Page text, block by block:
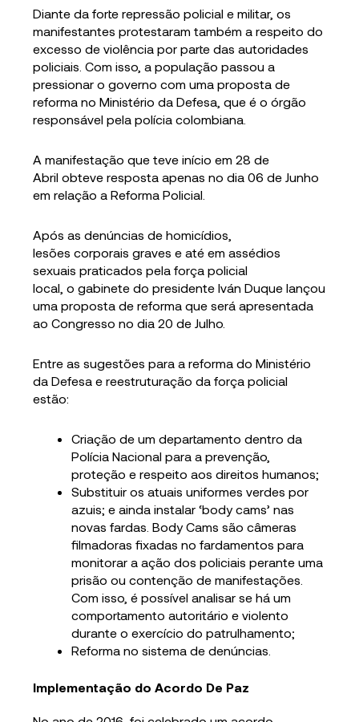
Diante da forte repressão policial e militar, os
manifestantes protestaram também a respeito do
excesso de violência por parte das autoridades
policiais. Com isso, a população passou a
pressionar o governo com uma proposta de
reforma no Ministério da Defesa, que é o órgão
responsável pela polícia colombiana.
A manifestação que teve início em 28 de
Abril obteve resposta apenas no dia 06 de Junho
em relação a Reforma Policial.
Após as denúncias de homicídios,
lesões corporais graves e até em assédios
sexuais praticados pela força policial
local, o gabinete do presidente Iván Duque lançou
uma proposta de reforma que será apresentada
ao Congresso no dia 20 de Julho.
Entre as sugestões para a reforma do Ministério
da Defesa e reestruturação da força policial
estão:
Criação de um departamento dentro da
Polícia Nacional para a prevenção,
proteção e respeito aos direitos humanos;
Substituir os atuais uniformes verdes por
azuis; e ainda instalar ‘body cams’ nas
novas fardas. Body Cams são câmeras
filmadoras fixadas no fardamentos para
monitorar a ação dos policiais perante uma
prisão ou contenção de manifestações.
Com isso, é possível analisar se há um
comportamento autoritário e violento
durante o exercício do patrulhamento;
Reforma no sistema de denúncias.
Implementação do Acordo De Paz